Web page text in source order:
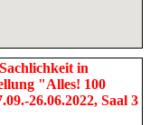
in
"Alles! 100
26.06.2022, Saal 3